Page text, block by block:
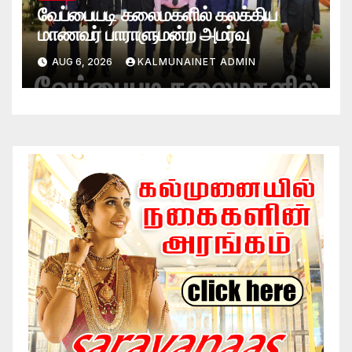
வேப்பையடி கலைமகளில் கலக்கிய
மாணவர் பாராளுமன்ற அமர்வு
AUG 6, 2026 KALMUNAINET ADMIN